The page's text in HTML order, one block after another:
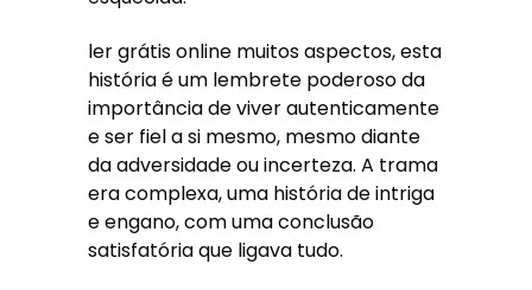
ler grátis online muitos aspectos, esta
história é um lembrete poderoso da
importância de viver autenticamente
e ser fiel a si mesmo, mesmo diante
da adversidade ou incerteza. A trama
era complexa, uma história de intriga
e engano, com uma conclusão
satisfatória que ligava tudo.